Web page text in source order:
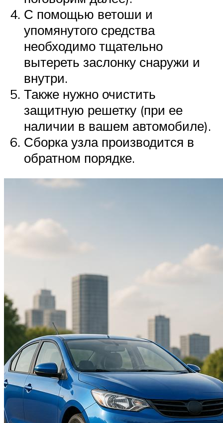
С помощью ветоши и
упомянутого средства
необходимо тщательно
вытереть заслонку снаружи и
внутри.
Также нужно очистить
защитную решетку (при ее
наличии в вашем автомобиле).
Сборка узла производится в
обратном порядке.